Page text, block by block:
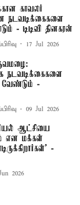
காவலர்
நடவடிக்கைகளை
- டிடிவி தினகரன்
17 Jul 2026
நடவடிக்கைகளை
வேண்டும் -
09 Jul 2026
ஆட்சியை
என மக்கள்
-
2026